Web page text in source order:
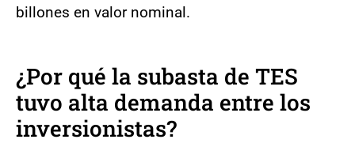
billones en valor nominal.
¿Por qué la subasta de TES
tuvo alta demanda entre los
inversionistas?